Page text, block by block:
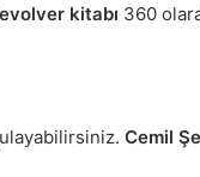
kitabı 360
Cemil